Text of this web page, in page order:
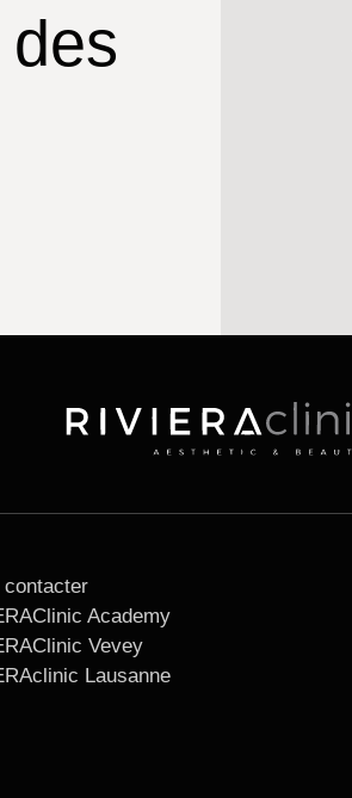
contacter
Academy
Vevey
Lausanne